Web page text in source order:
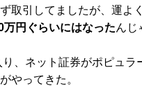
取引してましたが、運よ
万円ぐらいにはなったんじ
、ネット証券がポピュラ
やってきた。